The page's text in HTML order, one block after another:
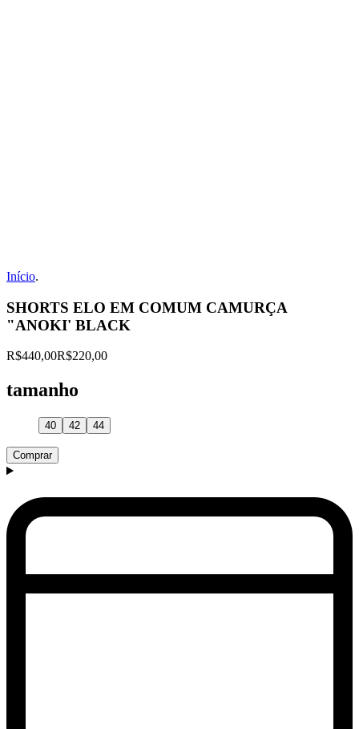
Início.
SHORTS ELO EM COMUM CAMURÇA
"ANOKI' BLACK
R$440,00R$220,00
tamanho
40 42 44
Comprar